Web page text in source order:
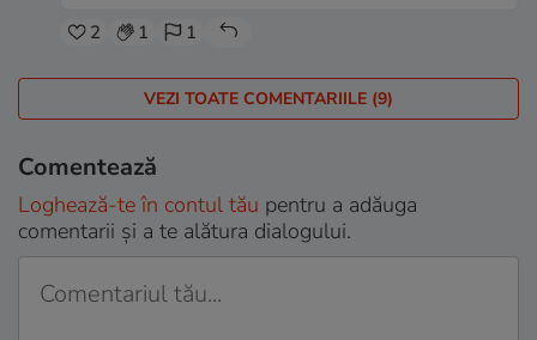
2 1 1
VEZI TOATE COMENTARIILE (9)
Comentează
Loghează-te în contul tău pentru a adăuga
comentarii și a te alătura dialogului.